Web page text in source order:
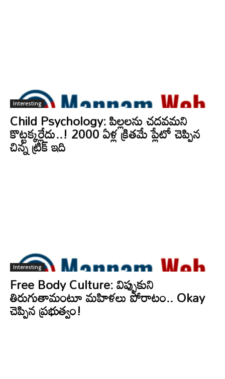
Interesting
Child Psychology: పిల్లలను చదవమని
కొట్టక్కర్లేదు..! 2000 ఏళ్ల క్రితమే ప్లేటో చెప్పిన
చిన్న ట్రిక్ ఇది
Interesting
Free Body Culture: విప్పుకుని
తిరుగుతామంటూ మహిళలు పోరాటం.. Okay
చెప్పిన ప్రభుత్వం!